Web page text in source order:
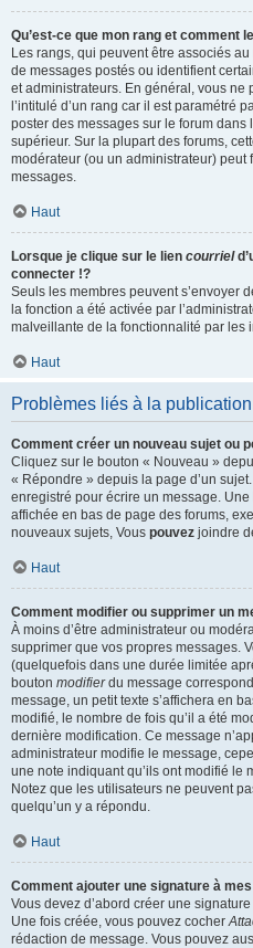
Qu’est-ce que mon rang et comment
Les rangs, qui peuvent être associés
de messages postés ou identifient
et administrateurs. En général, vous ne
l’intitulé d’un rang car il est paramétré
poster des messages sur le forum dans
supérieur. Sur la plupart des forums,
modérateur (ou un administrateur)
messages.
Haut
Lorsque je clique sur le lien courriel
connecter !?
Seuls les membres peuvent s’envoyer
la fonction a été activée par
malveillante de la fonctionnalité par les
Haut
Problèmes liés à la
Comment créer un nouveau sujet ou
Cliquez sur le bouton « Nouveau »
« Répondre » depuis la page d’un
enregistré pour écrire un message.
affichée en bas de page des forums,
nouveaux sujets, Vous pouvez joindre
Haut
Comment modifier ou supprimer un
À moins d’être administrateur ou
supprimer que vos propres messages.
(quelquefois dans une durée limitée
bouton modifierdu message
message, un petit texte s’affichera en
modifié, le nombre de fois qu’il a été
dernière modification. Ce message
administrateur modifie le message,
une note indiquant qu’ils ont modifié le
Notez que les utilisateurs ne peuvent
quelqu’un y a répondu.
Haut
Comment ajouter une signature à
Vous devez d’abord créer une
Une fois créée, vous pouvez cocher
rédaction de message. Vous pouvez